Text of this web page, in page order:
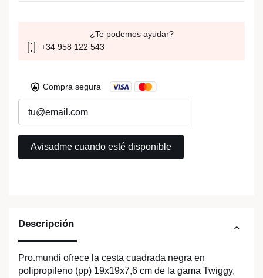
Descripción
Pro.mundi ofrece la cesta cuadrada negra en
polipropileno (pp) 19x19x7,6 cm de la gama Twiggy,
¿Te podemos ayudar?
+34 958 122 543
Compra segura